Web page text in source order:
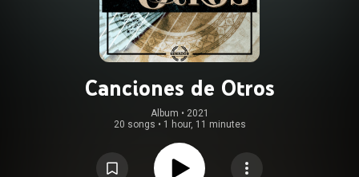
Canciones de Otros
Album • 2021
20 songs • 1 hour, 11 minutes